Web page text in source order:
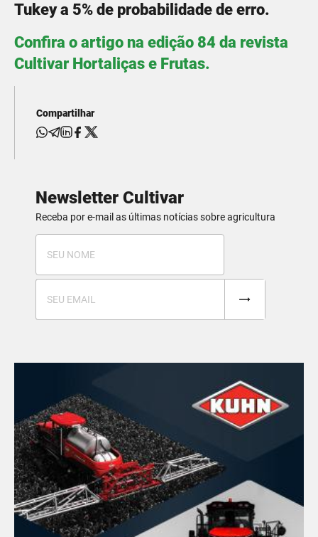
Tukey a 5% de probabilidade de erro.
Confira o artigo na edição 84 da revista
Cultivar Hortaliças e Frutas.
Compartilhar
Newsletter Cultivar
Receba por e-mail as últimas notícias sobre agricultura